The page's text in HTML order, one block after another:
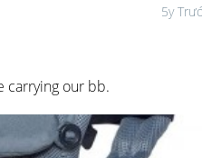
5y
carrying our bb.